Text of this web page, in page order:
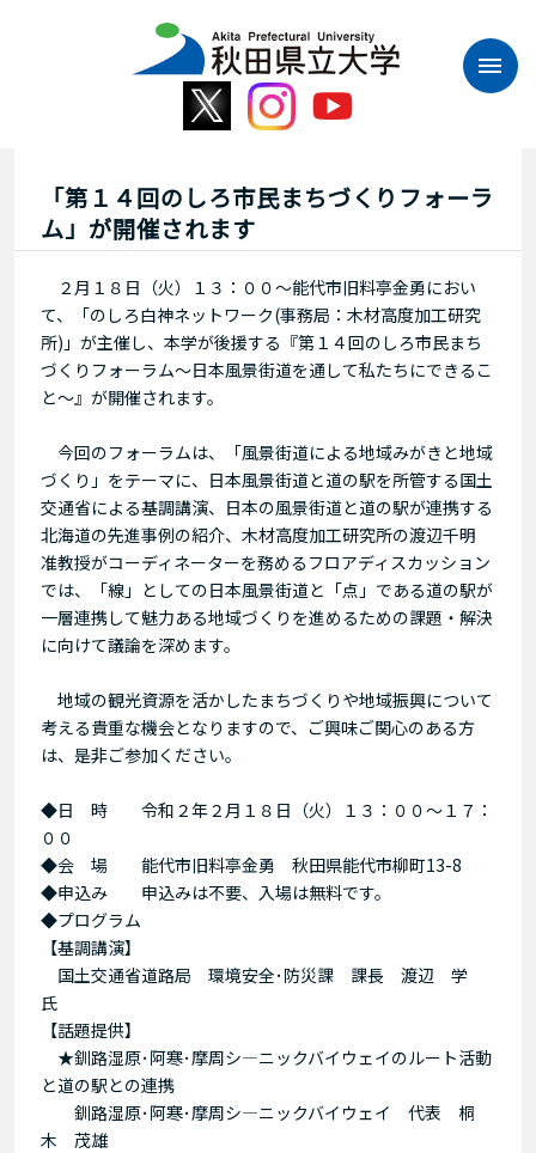
「第１４回のしろ市民まちづくりフォーラ
ム」が開催されます
２月１８日（火）１３：００～能代市旧料亭金勇におい
て、「のしろ白神ネットワーク(事務局：木材高度加工研究
所)」が主催し、本学が後援する『第１４回のしろ市民まち
づくりフォーラム～日本風景街道を通して私たちにできるこ
と～』が開催されます。
今回のフォーラムは、「風景街道による地域みがきと地域
づくり」をテーマに、日本風景街道と道の駅を所管する国土
交通省による基調講演、日本の風景街道と道の駅が連携する
北海道の先進事例の紹介、木材高度加工研究所の渡辺千明
准教授がコーディネーターを務めるフロアディスカッション
では、「線」としての日本風景街道と「点」である道の駅が
一層連携して魅力ある地域づくりを進めるための課題・解決
に向けて議論を深めます。
地域の観光資源を活かしたまちづくりや地域振興について
考える貴重な機会となりますので、ご興味ご関心のある方
は、是非ご参加ください。
◆日 時 令和２年２月１８日（火）１３：００～１７：
００
◆会 場 能代市旧料亭金勇 秋田県能代市柳町13-8
◆申込み 申込みは不要、入場は無料です。
◆プログラム
【基調講演】
国土交通省道路局 環境安全･防災課 課長 渡辺 学
氏
【話題提供】
★釧路湿原･阿寒･摩周シ―ニックバイウェイのルート活動
と道の駅との連携
釧路湿原･阿寒･摩周シ―ニックバイウェイ 代表 桐
木 茂雄